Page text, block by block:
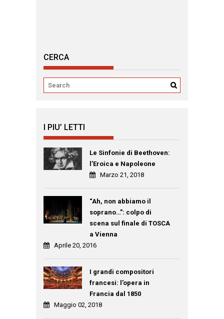
CERCA
I PIU’ LETTI
Le Sinfonie di Beethoven:
l’Eroica e Napoleone
Marzo 21, 2018
“Ah, non abbiamo il
soprano…”: colpo di
scena sul finale di TOSCA
a Vienna
Aprile 20, 2016
I grandi compositori
francesi: l’opera in
Francia dal 1850
Maggio 02, 2018